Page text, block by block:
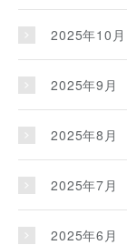
2025年10月
2025年9月
2025年8月
2025年7月
2025年6月